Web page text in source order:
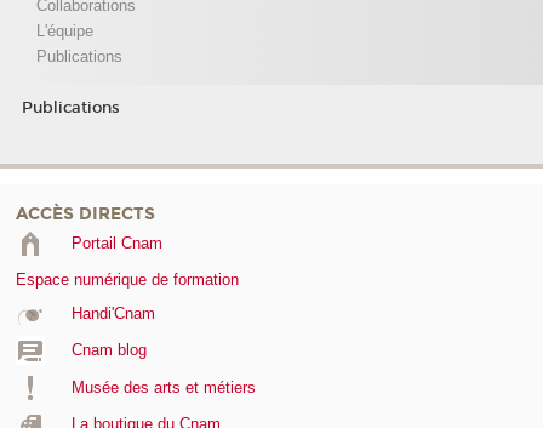
Collaborations
L'équipe
Publications
Publications
ACCÈS DIRECTS
Portail Cnam
Espace numérique de formation
Handi'Cnam
Cnam blog
Musée des arts et métiers
La boutique du Cnam